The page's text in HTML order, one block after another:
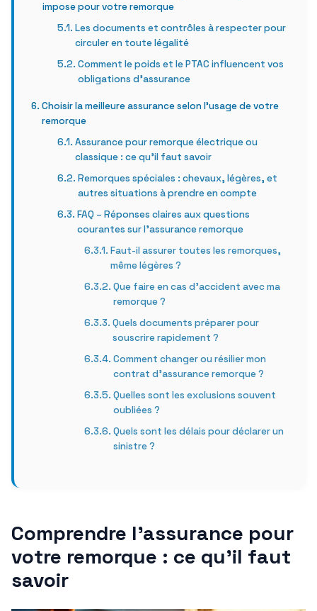
impose pour votre remorque
Les documents et contrôles à respecter pour
circuler en toute légalité
Comment le poids et le PTAC influencent vos
obligations d’assurance
Choisir la meilleure assurance selon l’usage de votre
remorque
Assurance pour remorque électrique ou
classique : ce qu’il faut savoir
Remorques spéciales : chevaux, légères, et
autres situations à prendre en compte
FAQ – Réponses claires aux questions
courantes sur l’assurance remorque
Faut-il assurer toutes les remorques,
même légères ?
Que faire en cas d’accident avec ma
remorque ?
Quels documents préparer pour
souscrire rapidement ?
Comment changer ou résilier mon
contrat d’assurance remorque ?
Quelles sont les exclusions souvent
oubliées ?
Quels sont les délais pour déclarer un
sinistre ?
Comprendre l’assurance pour
votre remorque : ce qu’il faut
savoir